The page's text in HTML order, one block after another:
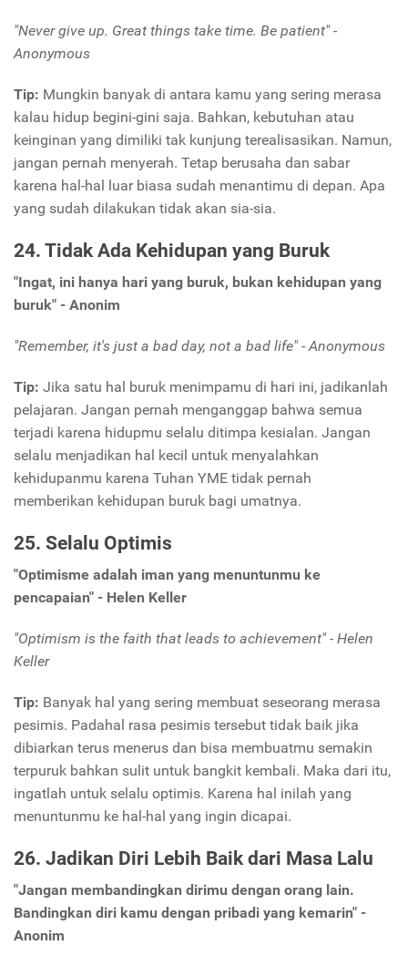
"Never give up. Great things take time. Be patient" -
Anonymous
Tip: Mungkin banyak di antara kamu yang sering merasa
kalau hidup begini-gini saja. Bahkan, kebutuhan atau
keinginan yang dimiliki tak kunjung terealisasikan. Namun,
jangan pernah menyerah. Tetap berusaha dan sabar
karena hal-hal luar biasa sudah menantimu di depan. Apa
yang sudah dilakukan tidak akan sia-sia.
24. Tidak Ada Kehidupan yang Buruk
"Ingat, ini hanya hari yang buruk, bukan kehidupan yang
buruk" - Anonim
"Remember, it's just a bad day, not a bad life" - Anonymous
Tip: Jika satu hal buruk menimpamu di hari ini, jadikanlah
pelajaran. Jangan pernah menganggap bahwa semua
terjadi karena hidupmu selalu ditimpa kesialan. Jangan
selalu menjadikan hal kecil untuk menyalahkan
kehidupanmu karena Tuhan YME tidak pernah
memberikan kehidupan buruk bagi umatnya.
25. Selalu Optimis
"Optimisme adalah iman yang menuntunmu ke
pencapaian" - Helen Keller
"Optimism is the faith that leads to achievement" - Helen
Keller
Tip: Banyak hal yang sering membuat seseorang merasa
pesimis. Padahal rasa pesimis tersebut tidak baik jika
dibiarkan terus menerus dan bisa membuatmu semakin
terpuruk bahkan sulit untuk bangkit kembali. Maka dari itu,
ingatlah untuk selalu optimis. Karena hal inilah yang
menuntunmu ke hal-hal yang ingin dicapai.
26. Jadikan Diri Lebih Baik dari Masa Lalu
"Jangan membandingkan dirimu dengan orang lain.
Bandingkan diri kamu dengan pribadi yang kemarin" -
Anonim